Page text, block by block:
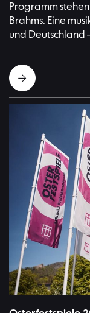
Programm
Brahms. Eine
und Deutschland